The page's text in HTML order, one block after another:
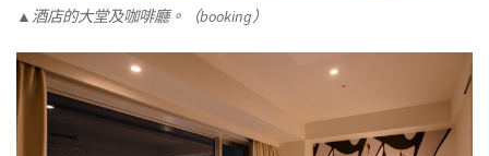
▲酒店的大堂及咖啡廳。（booking）